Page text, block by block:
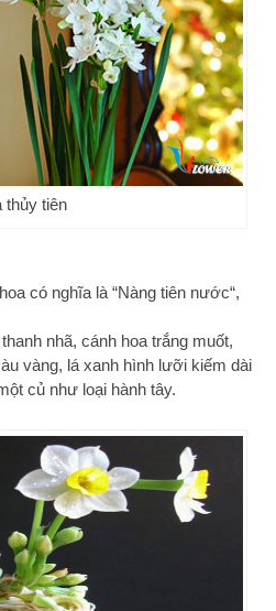
thủy tiên
có nghĩa là “Nàng tiên nước“,
nhã, cánh hoa trắng muốt,
vàng, lá xanh hình lưỡi kiếm dài
củ như loại hành tây.